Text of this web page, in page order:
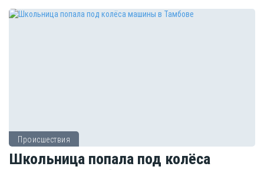
Происшествия
Школьница попала под колёса